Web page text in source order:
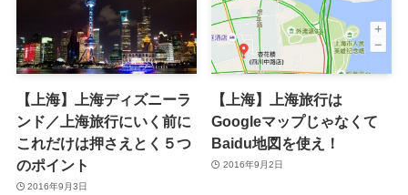
【上海】上海ディズニーラ
ンド／上海旅行にいく前に
これだけは押さえとく５つ
のポイント
2016年9月3日
【上海】上海旅行は
Googleマップじゃなくて
Baidu地図を使え！
2016年9月2日